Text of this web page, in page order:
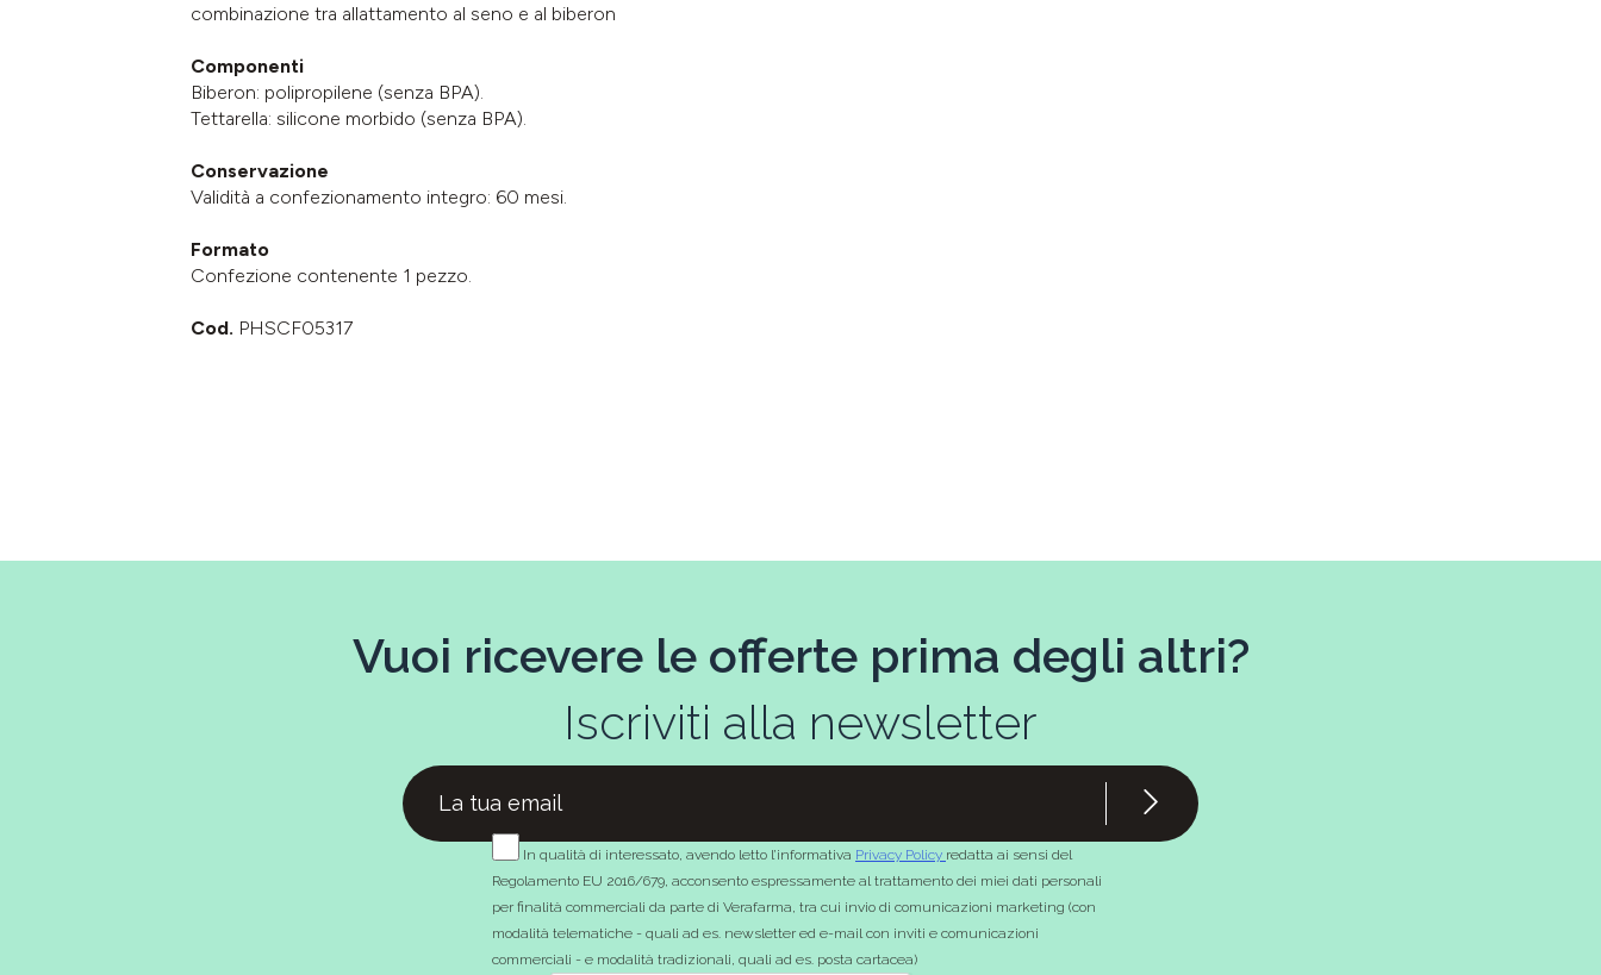
combinazione tra allattamento al seno e al biberon
Componenti
Biberon: polipropilene (senza BPA).
Tettarella: silicone morbido (senza BPA).
Conservazione
Validità a confezionamento integro: 60 mesi.
Formato
Confezione contenente 1 pezzo.
Cod. PHSCF05317
Vuoi ricevere le offerte prima degli altri?
Iscriviti alla newsletter
In qualità di interessato, avendo letto l’informativa Privacy Policy redatta ai sensi del
Regolamento EU 2016/679, acconsento espressamente al trattamento dei miei dati personali
per finalità commerciali da parte di Verafarma, tra cui invio di comunicazioni marketing (con
modalità telematiche - quali ad es. newsletter ed e-mail con inviti e comunicazioni
commerciali - e modalità tradizionali, quali ad es. posta cartacea)